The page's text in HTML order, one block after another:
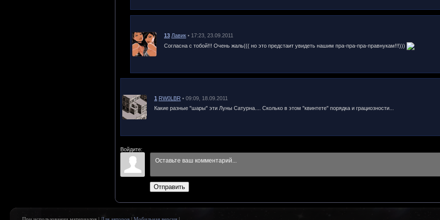
13 Лавик • 17:23, 23.09.2011
Согласна с тобой!!! Очень жаль((( но это предстаит увидеть нашим пра-пра-пра-правнукам!!!)))
1 RW0LBR • 09:09, 18.09.2011
Какие разные "шары" эти Луны Сатурна.... Сколько в этом "квинтете" порядка и грациозности...
Войдите:
Отправить